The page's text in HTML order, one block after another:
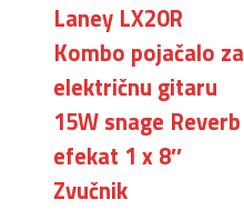
Laney LX20R
Kombo pojačalo za
električnu gitaru
15W snage Reverb
efekat 1 x 8″
Zvučnik